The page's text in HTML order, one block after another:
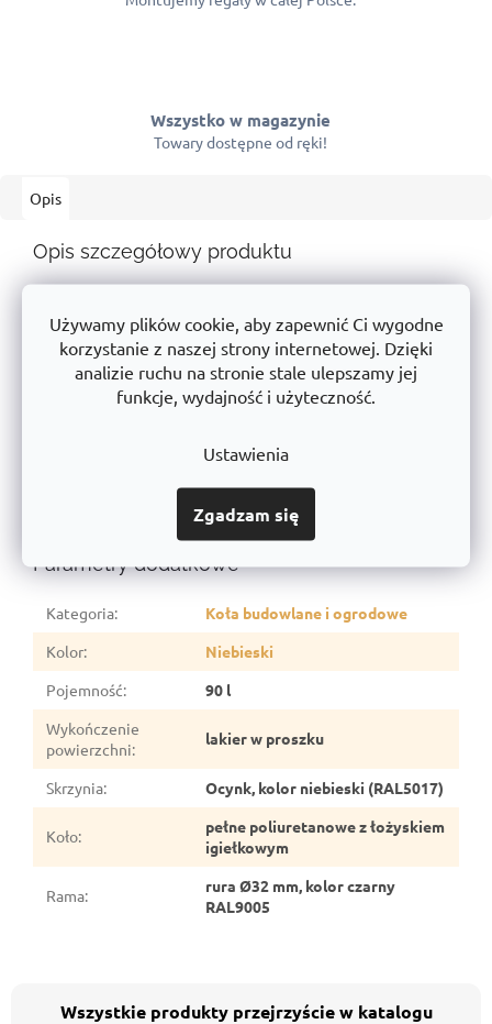
Używamy plików cookie, aby zapewnić Ci wygodne
korzystanie z naszej strony internetowej. Dzięki
analizie ruchu na stronie stale ulepszamy jej
funkcje, wydajność i użyteczność.
Ustawienia
Zgadzam się
Wszystko w magazynie
Towary dostępne od ręki!
Opis
Opis szczegółowy produktu
Skrzynia wykonana jest zblachy ocynkowanej, a jej
kolorze niebieskimRAL5017. Pojemność skrzyni wynosi90 l
Konstrukcja ramy wykonana zstalowychruro średnicy 32
, wykończona lakierem proszkowym w
Koło pełne o średnicy 400 mm, wyprodukowane w
Uchwyty wykonane z tworzywa sztucznego.
Parametry dodatkowe
Kategoria:
Koła budowlane i ogrodowe
Kolor:
Niebieski
Pojemność:
90 l
Wykończenie
powierzchni:
lakier w proszku
Skrzynia: Ocynk, kolor niebieski (RAL5017)
Koło:
pełne poliuretanowe z łożyskiem
igiełkowym
Rama:
rura Ø32 mm, kolor czarny
RAL9005
Wszystkie produkty przejrzyście w katalogu